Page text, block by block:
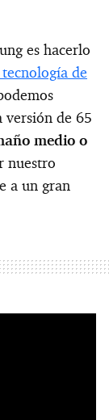
es hacerlo
de
versión de 65
medio o
nuestro
a un gran